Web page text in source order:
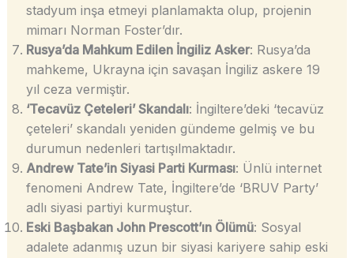
stadyum inşa etmeyi planlamakta olup, projenin
mimarı Norman Foster’dır.
Rusya’da Mahkum Edilen İngiliz Asker: Rusya’da
mahkeme, Ukrayna için savaşan İngiliz askere 19
yıl ceza vermiştir.
‘Tecavüz Çeteleri’ Skandalı: İngiltere’deki ‘tecavüz
çeteleri’ skandalı yeniden gündeme gelmiş ve bu
durumun nedenleri tartışılmaktadır.
Andrew Tate’in Siyasi Parti Kurması: Ünlü internet
fenomeni Andrew Tate, İngiltere’de ‘BRUV Party’
adlı siyasi partiyi kurmuştur.
Eski Başbakan John Prescott’ın Ölümü: Sosyal
adalete adanmış uzun bir siyasi kariyere sahip eski